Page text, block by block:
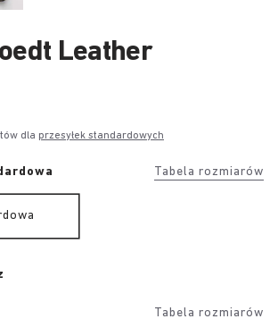
Leather
dla przesyłek standardowych
Tabela rozmiarów
Tabela rozmiarów